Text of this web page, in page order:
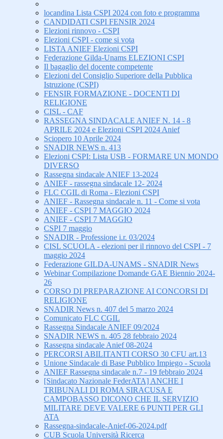
locandina Lista CSPI 2024 con foto e programma
CANDIDATI CSPI FENSIR 2024
Elezioni rinnovo - CSPI
Elezioni CSPI - come si vota
LISTA ANIEF Elezioni CSPI
Federazione Gilda-Unams ELEZIONI CSPI
Il bagaglio del docente competente
Elezioni del Consiglio Superiore della Pubblica
Istruzione (CSPI)
FENSIR FORMAZIONE - DOCENTI DI
RELIGIONE
CISL - CAF
RASSEGNA SINDACALE ANIEF N. 14 - 8
APRILE 2024 e Elezioni CSPI 2024 Anief
Sciopero 10 Aprile 2024
SNADIR NEWS n. 413
Elezioni CSPI: Lista USB - FORMARE UN MONDO
DIVERSO
Rassegna sindacale ANIEF 13-2024
ANIEF - rassegna sindacale 12- 2024
FLC CGIL di Roma - Elezioni CSPI
ANIEF - Rassegna sindacale n. 11 - Come si vota
ANIEF - CSPI 7 MAGGIO 2024
ANIEF - CSPI 7 MAGGIO
CSPI 7 maggio
SNADIR - Professione i.r. 03/2024
CISL SCUOLA - elezioni per il rinnovo del CSPI - 7
maggio 2024
Federazione GILDA-UNAMS - SNADIR News
Webinar Compilazione Domande GAE Biennio 2024-
26
CORSO DI PREPARAZIONE AI CONCORSI DI
RELIGIONE
SNADIR News n. 407 del 5 marzo 2024
Comunicato FLC CGIL
Rassegna Sindacale ANIEF 09/2024
SNADIR NEWS n. 405 28 febbraio 2024
Rassegna sindacale Anief 08-2024
PERCORSI ABILITANTI CORSO 30 CFU art.13
Unione Sindacale di Base Pubblico Impiego - Scuola
ANIEF Rassegna sindacale n.7 - 19 febbraio 2024
[Sindacato Nazionale FederATA] ANCHE I
TRIBUNALI DI ROMA SIRACUSA E
CAMPOBASSO DICONO CHE IL SERVIZIO
MILITARE DEVE VALERE 6 PUNTI PER GLI
ATA
Rassegna-sindacale-Anief-06-2024.pdf
CUB Scuola Università Ricerca